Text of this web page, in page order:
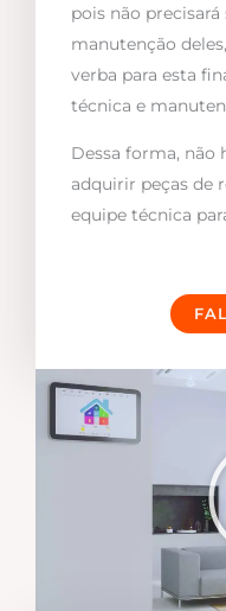
pois não
manutenção
verba para esta
técnica e
Dessa forma, não
adquirir peças de
equipe técnica